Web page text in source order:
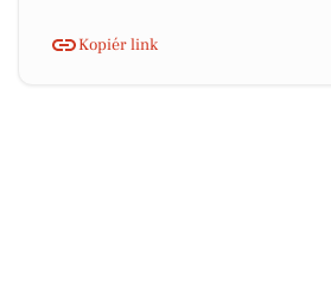
Kopiér link